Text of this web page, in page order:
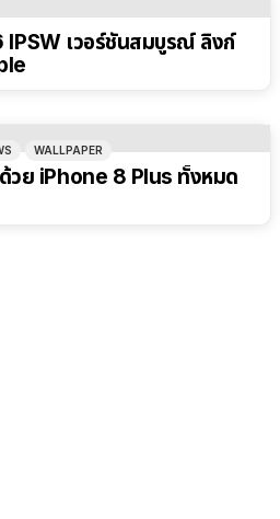
IPSW เวอร์ชันสมบูรณ์ ลิงก์
WALLPAPER
วย iPhone 8 Plus ทั้งหมด